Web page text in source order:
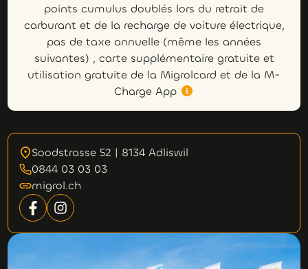
points cumulus doublés lors du retrait de
carburant et de la recharge de voiture électrique,
pas de taxe annuelle (même les années
suivantes) , carte supplémentaire gratuite et
utilisation gratuite de la Migrolcard et de la M-
Charge App
Soodstrasse 52 | 8134 Adliswil
0844 03 03 03
migrol.ch